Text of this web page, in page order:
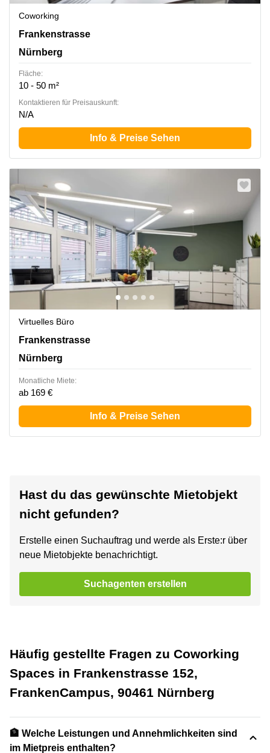
Coworking
Frankenstrasse 152, Nürnberg
Frankenstrasse
Nürnberg
Fläche:
10 - 50 m²
Kontaktieren für Preisauskunft:
N/A
Info & Preise Sehen
Virtuelles Büro
Frankenstrasse 152, Nürnberg
Frankenstrasse
Nürnberg
Monatliche Miete:
ab 169 €
Info & Preise Sehen
Hast du das gewünschte Mietobjekt
nicht gefunden?
Erstelle einen Suchauftrag und werde als Erste:r über
neue Mietobjekte benachrichtigt.
Suchagenten erstellen
Häufig gestellte Fragen zu Coworking
Spaces in Frankenstrasse 152,
FrankenCampus, 90461 Nürnberg
🏦 Welche Leistungen und Annehmlichkeiten sind
im Mietpreis enthalten?